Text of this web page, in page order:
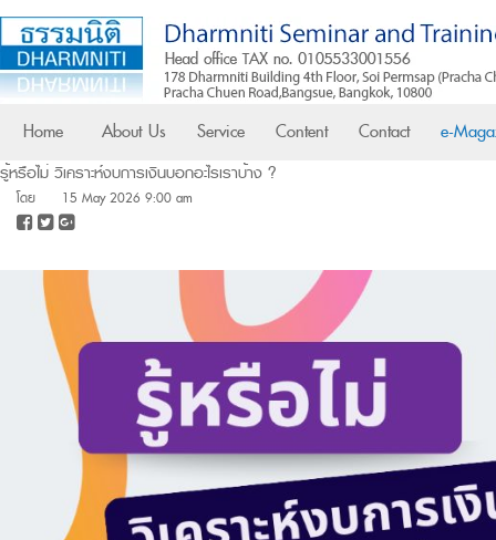
Home About Us Service Content Contact e-
รู้หรือไม่ วิเคราะห์งบการเงินบอกอะไรเราบ้าง ?
โดย 15 May 2026 9:00 am